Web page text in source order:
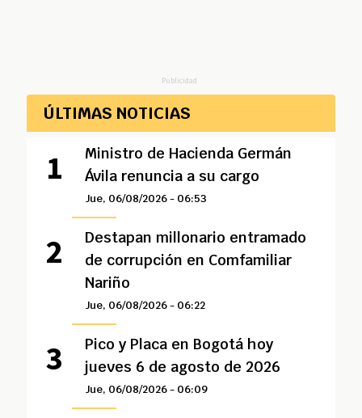
Publicidad
ÚLTIMAS NOTICIAS
Ministro de Hacienda Germán
Ávila renuncia a su cargo
Jue, 06/08/2026 - 06:53
Destapan millonario entramado
de corrupción en Comfamiliar
Nariño
Jue, 06/08/2026 - 06:22
Pico y Placa en Bogotá hoy
jueves 6 de agosto de 2026
Jue, 06/08/2026 - 06:09